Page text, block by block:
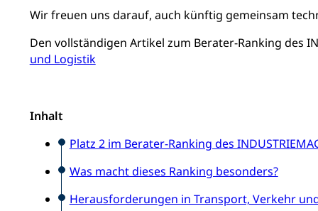
Wir freuen uns darauf, auch künftig gemeinsam
Den vollständigen Artikel zum Berater-Ranking des
und Logistik
Inhalt
Platz 2 im Berater-Ranking des
Was macht dieses Ranking besonders?
Herausforderungen in Transport, Verkehr